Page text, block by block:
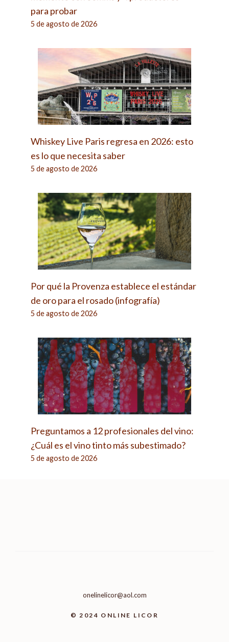
para probar
5 de agosto de 2026
Whiskey Live Paris regresa en 2026: esto
es lo que necesita saber
5 de agosto de 2026
Por qué la Provenza establece el estándar
de oro para el rosado (infografía)
5 de agosto de 2026
Preguntamos a 12 profesionales del vino:
¿Cuál es el vino tinto más subestimado?
5 de agosto de 2026
© 2024 ONLINE LICOR
onelinelicor@aol.com